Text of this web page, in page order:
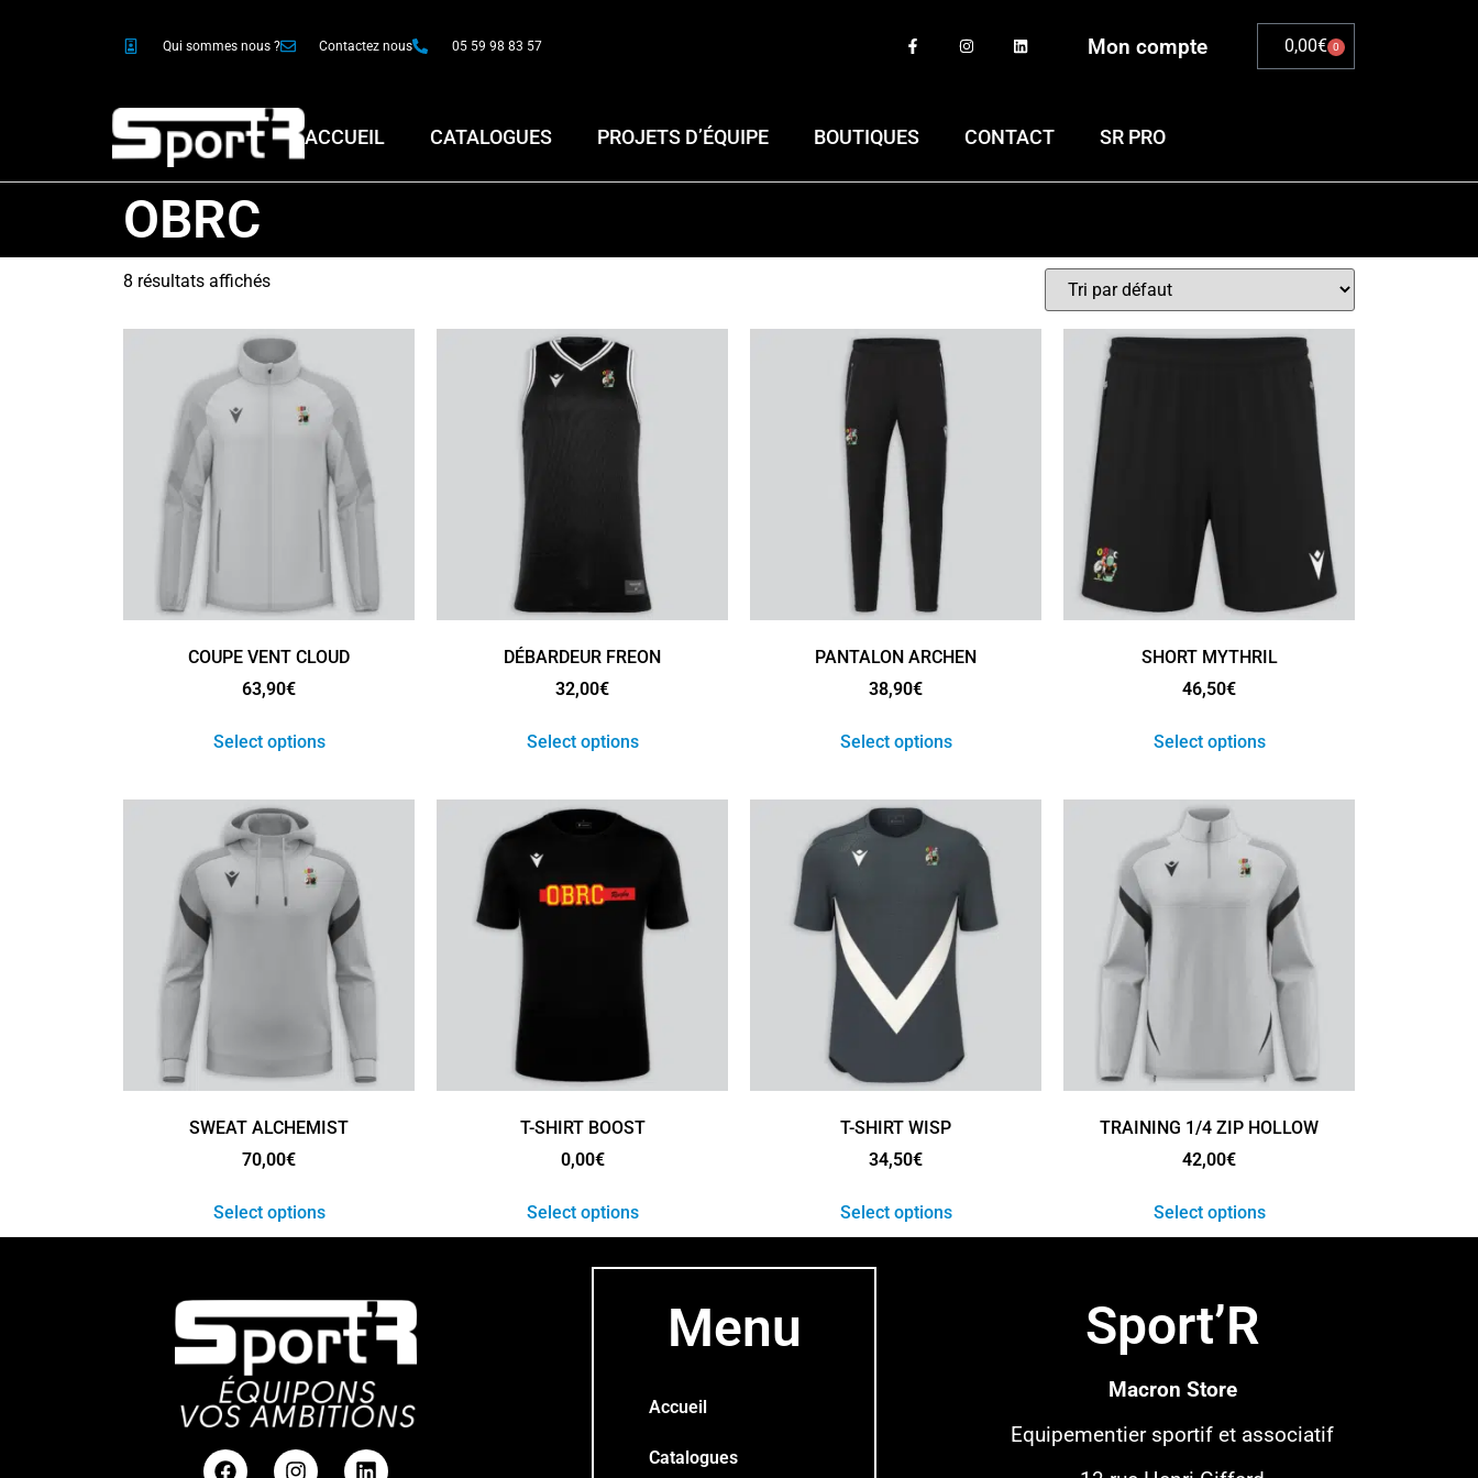
Qui sommes nous ? Contactez nous 05 59 98 83 57 Mon compte 0,00€ 0
ACCUEIL CATALOGUES PROJETS D’ÉQUIPE BOUTIQUES CONTACT SR PRO
OBRC
8 résultats affichés
COUPE VENT CLOUD
63,90€
Select options
DÉBARDEUR FREON
32,00€
Select options
PANTALON ARCHEN
38,90€
Select options
SHORT MYTHRIL
46,50€
Select options
SWEAT ALCHEMIST
70,00€
Select options
T-SHIRT BOOST
0,00€
Select options
T-SHIRT WISP
34,50€
Select options
TRAINING 1/4 ZIP HOLLOW
42,00€
Select options
Menu
Accueil
Catalogues
Sport’R
Macron Store
Equipementier sportifet associatif